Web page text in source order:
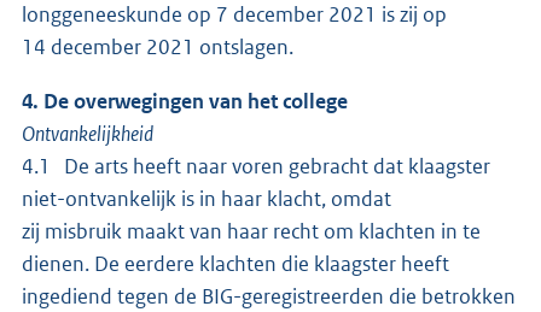
longgeneeskunde op 7 december 2021 is zij op
14 december 2021 ontslagen.
4. De overwegingen van het college
Ontvankelijkheid
4.1 De arts heeft naar voren gebracht dat klaagster
niet-ontvankelijk is in haar klacht, omdat
zij misbruik maakt van haar recht om klachten in te
dienen. De eerdere klachten die klaagster heeft
ingediend tegen de BIG-geregistreerden die betrokken